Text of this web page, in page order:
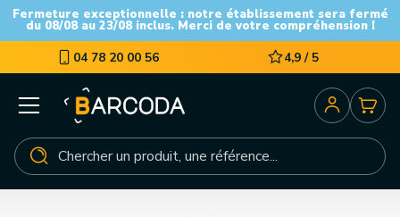
Fermeture exceptionnelle : notre établissement sera fermé
du 08/08 au 23/08 inclus. Merci de votre compréhension !
04 78 20 00 56 4,9 / 5